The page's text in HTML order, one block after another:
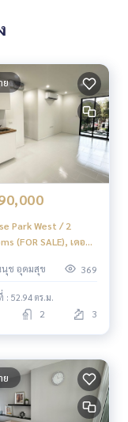
ย
Park West / 2
(FOR SALE), เดอะ
ช อุดมสุข 369
52.94 ตร.ม.
2 3
ย